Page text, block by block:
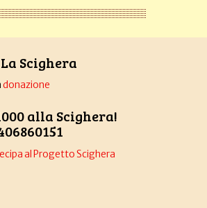
Scighera
donazione
alla Scighera!
al Progetto Scighera